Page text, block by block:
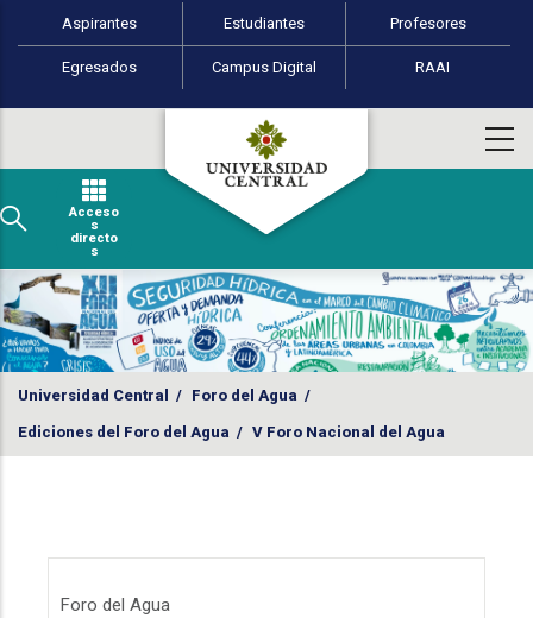
Pasar al contenido principal
Perfiles de usuario
Aspirantes Estudiantes Profesores
Egresados Campus Digital RAAI
Acceso
s
directo
s
Universidad Central / Foro del Agua /
Ediciones del Foro del Agua / V Foro Nacional del Agua
Foro del Agua